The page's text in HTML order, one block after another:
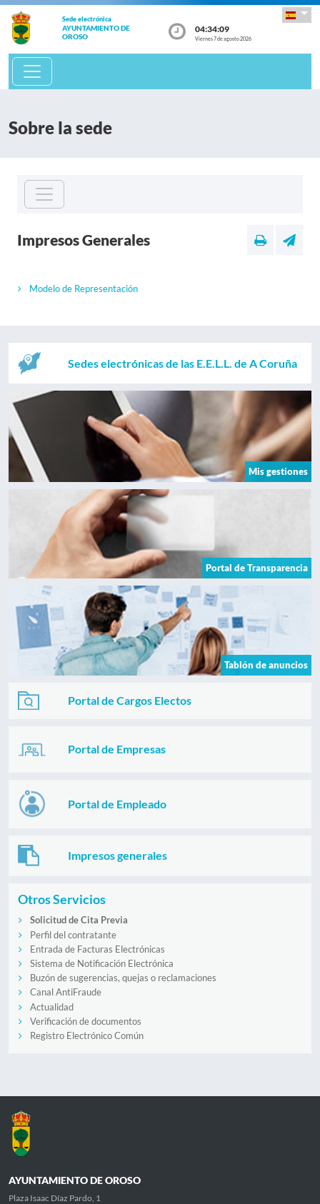
Sede electrónica
AYUNTAMIENTO DE
OROSO
04:34:09
Viernes 7 de agosto 2026
Sobre la sede
Impresos Generales
Modelo de Representación
Sedes electrónicas de las E.E.L.L. de A Coruña
Mis gestiones
Portal de Transparencia
Tablón de anuncios
Portal de Cargos Electos
Portal de Empresas
Portal de Empleado
Impresos generales
Otros Servicios
Solicitud de Cita Previa
Perfil del contratante
Entrada de Facturas Electrónicas
Sistema de Notificación Electrónica
Buzón de sugerencias, quejas o reclamaciones
Canal AntiFraude
Actualidad
Verificación de documentos
Registro Electrónico Común
AYUNTAMIENTO DE OROSO
Plaza Isaac Díaz Pardo, 1